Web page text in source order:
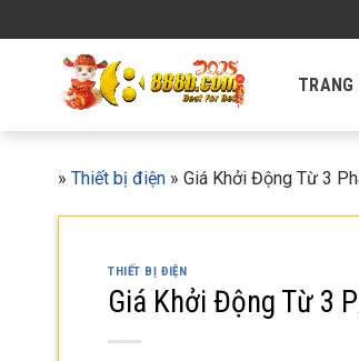
to
TRANG
» Thiết bị điện » Giá Khởi Động Từ 3
THIẾT BỊ ĐIỆN
Giá Khởi Động Từ 3